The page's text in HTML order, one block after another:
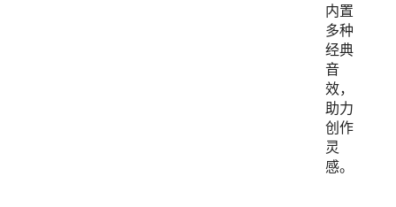
内置
多种
经典
音
效，
助力
创作
灵
感。